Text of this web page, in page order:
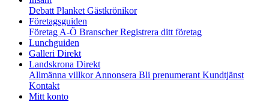
Debatt Planket Gästkrönikor
Företagsguiden
Företag A-Ö BranscherRegistrera ditt företag
Lunchguiden
Galleri Direkt
Landskrona Direkt
Allmänna villkorAnnonsera Bli prenumerant Kundtjänst
Kontakt
Mitt konto